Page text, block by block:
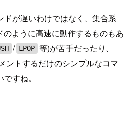
ドが遅いわけではなく、集合系
のように高速に動作するものもあ
/ LPOP 等)が苦手だったり、
ントするだけのシンプルなコマ
すね。